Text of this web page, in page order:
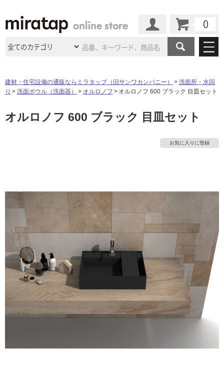
商品カテゴリ
浴室（風呂・
バスルー
トイレ
ウッドデッキ フローリング・床材
収納 インテリア・
照明
内装用建材 パネル・壁材
ロートアイアン 天然石・石材
メンテナンス・ 新商品
施工事例
施工事例 法人案件納入事例
インタビュー
ショールーム
ショールーム
名古屋ショールーム 京都ショールーム
福岡 札幌スマート
ム
横浜スマート
ショールー
ム
ウェルビーみのおHDC
BOX
よくある質問 お問い合わせ
修理お問い合わせ クレーム公開
説明書・図面検索 水まわり3年保証
お役立ち情報 住まいのスタイリング
アイデア
ミラタップチャンネル
ミラタップと
創る家
ASOLIE
工事会社紹介
ェルジュ
自分らしい家づくり
SUVACO
最高のリノベ会社が
みつ
かるリノベりす
建材・住宅設備の通販ならミラタップ（旧サンワカンパニー）
洗面所・水回
り
洗面ボウル（洗面器） オルロノフ オルロノフ 600 ブラック 目皿セット
オルロノフ 600 ブラック 目皿セット
お気に入りに登録